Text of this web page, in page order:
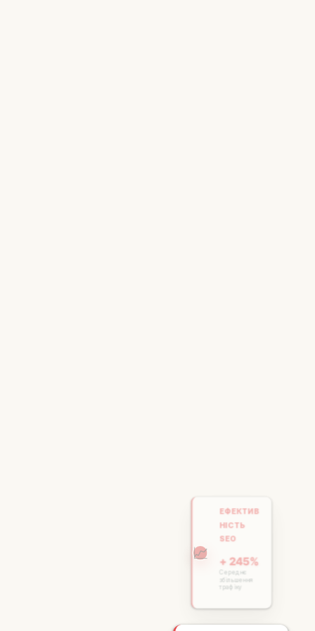
📈
ЕФЕКТИВ
НІСТЬ
SEO
+ 245%
Середнє
збільшення
трафіку